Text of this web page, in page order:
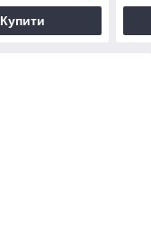
Купити